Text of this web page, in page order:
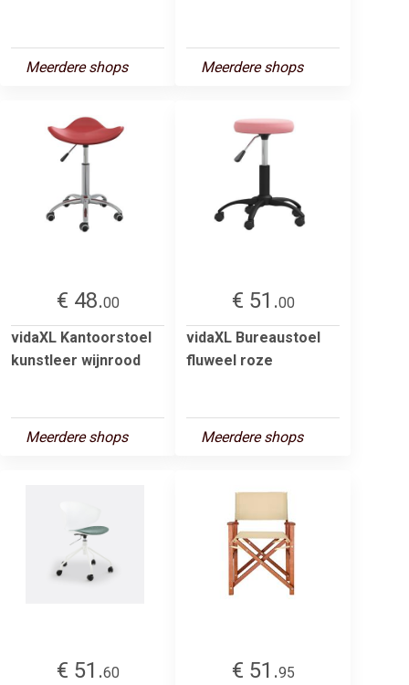
Meerdere shops Meerdere shops
€ 48.00
vidaXL Kantoorstoel
kunstleer wijnrood
Meerdere shops
€ 51.00
vidaXL Bureaustoel
fluweel roze
Meerdere shops
€ 51.60
€ 51.95